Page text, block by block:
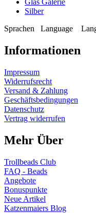
Silber
Sprachen
Language
Informationen
Impressum
Widerrufsrecht
Versand & Zahlung
Geschäftsbedingungen
Datenschutz
Vertrag widerrufen
Mehr Über
Trollbeads Club
FAQ - Beads
Angebote
Bonuspunkte
Neue Artikel
Katzenmaiers Blog